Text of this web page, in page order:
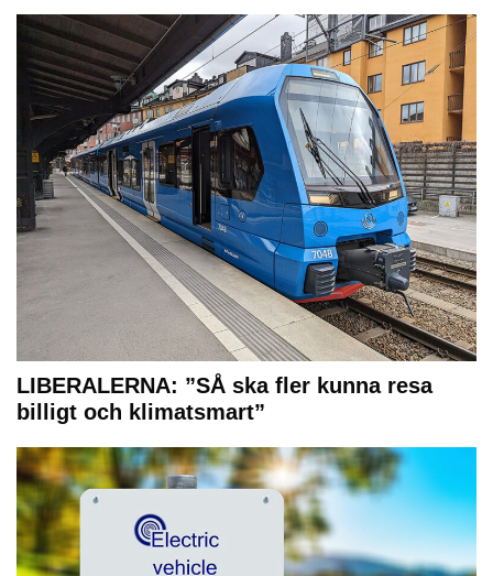
LIBERALERNA: ”SÅ ska fler kunna resa
billigt och klimatsmart”